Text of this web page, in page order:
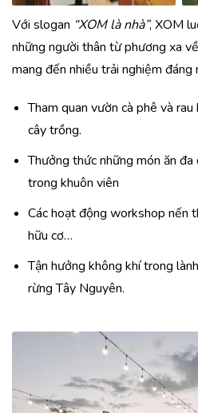
Với slogan “XOM là nhà”, XOM
những người thân từ phương xa
mang đến nhiều trải nghiệm đáng
Tham quan vườn cà phê và
cây trồng.
Thưởng thức những món ăn đa
trong khuôn viên
Các hoạt động workshop nến
hữu cơ…
Tận hưởng không khí trong
rừng Tây Nguyên.